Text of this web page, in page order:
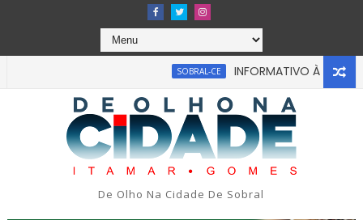
SOBRAL-CE
INFORMATIVO À IMPRENSA
em tragédia na tarde da última segunda-feira 13/07/
De Olho Na Cidade De Sobral